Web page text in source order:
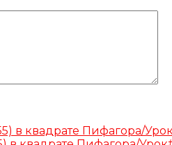
в квадрате Пифагора/